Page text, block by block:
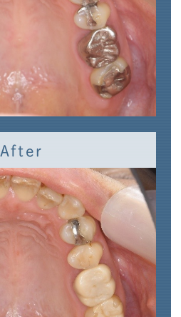
After